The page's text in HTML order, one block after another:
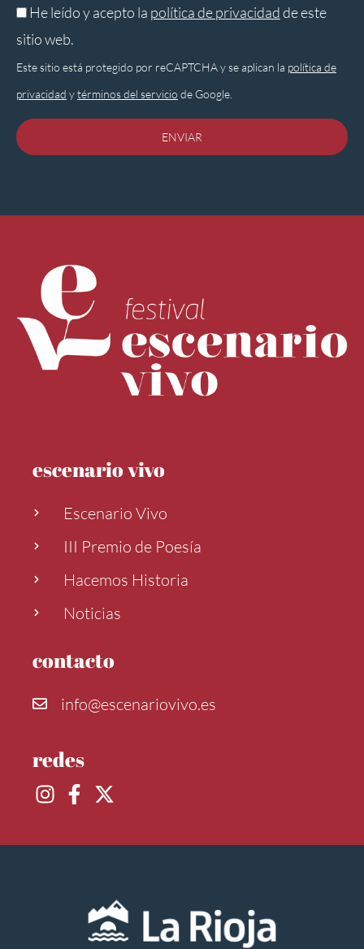
He leído y acepto la política de privacidadde este
sitio web.
Este sitio está protegido por reCAPTCHA y se aplican la política de
privacidad ytérminos del servicio de Google.
ENVIAR
escenario vivo
Escenario Vivo
III Premio de Poesía
Hacemos Historia
Noticias
contacto
info@escenariovivo.es
redes